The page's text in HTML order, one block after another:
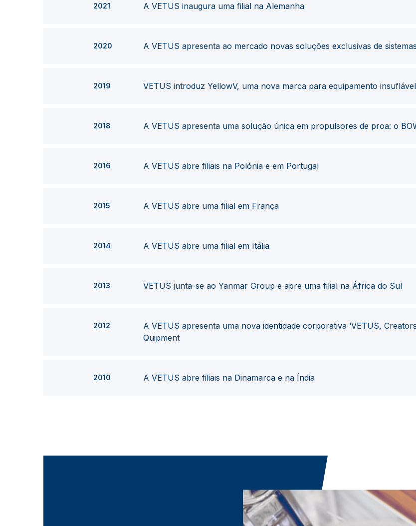
2021 A VETUS inaugura uma filial na Alemanha
2020 A VETUS apresenta ao mercado novas soluções exclusivas de
2019 VETUS introduz YellowV, uma nova marca para equipamento
2018 A VETUS apresenta uma solução única em propulsores de proa: o
2016 A VETUS abre filiais na Polónia e em Portugal
2015 A VETUS abre uma filial em França
2014 A VETUS abre uma filial em Itália
2013 VETUS junta-se ao Yanmar Group e abre uma filial na África do Sul
2012
A VETUS apresenta uma nova identidade corporativa ‘VETUS,
Quipment
2010 A VETUS abre filiais na Dinamarca e na Índia